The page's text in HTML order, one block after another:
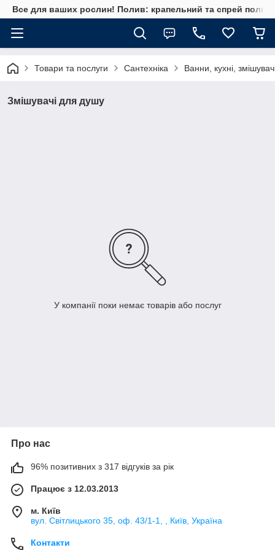
Все для ваших рослин! Полив: крапельний та спрей полив,
Товари та послуги Сантехніка Ванни, кухні,
Змішувачі для душу
У компанії поки немає товарів або послуг
Про нас
96% позитивних з 317 відгуків за рік
Працює з 12.03.2013
м. Київ
вул. Світлицького 35, оф. 43/1-1, , Київ, Україна
Контакти